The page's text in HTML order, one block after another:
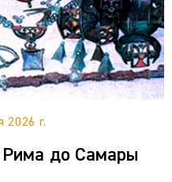
2026 г.
Рима до Самары